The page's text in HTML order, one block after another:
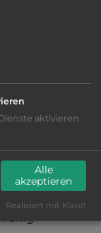
aktivieren
Alle
akzeptieren
Realisiert mit Klaro!